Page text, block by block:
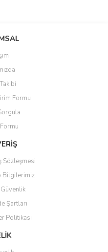
siz yapın!
görüntülenemiyor.
bulunuyor.
pahalı.
olmalı.
Formu
Sözleşmesi
Bilgilerimiz
Şartları
Politikası